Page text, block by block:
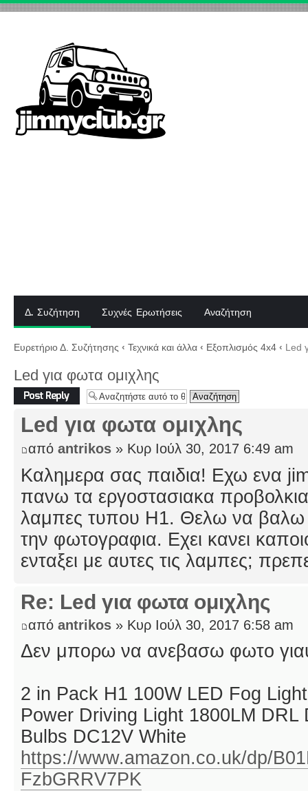
Δ. Συζήτηση Συχνές Ερωτήσεις Αναζήτηση
Ευρετήριο Δ. Συζήτησης ‹ Τεχνικά και άλλα ‹ Εξοπλισμός 4x4 ‹ Led
Led για φωτα ομιχλης
Δημιουργία
απάντησης
Led για φωτα ομιχλης
από antrikos » Κυρ Ιούλ 30, 2017 6:49 am
Καλημερα σας παιδια! Εχω ενα
πανω τα εργοστασιακα
λαμπες τυπου Η1. Θελω να βαλω
την φωτογραφια. Εχει κανει
ενταξει με αυτες τις λαμπες;
Re: Led για φωτα ομιχλης
από antrikos » Κυρ Ιούλ 30, 2017 6:58 am
Δεν μπορω να ανεβασω φωτο
2 in Pack H1 100W LED Fog
Power Driving Light 1800LM DRL
Bulbs DC12V White
https://www.amazon.co.uk/dp/
FzbGRRV7PK